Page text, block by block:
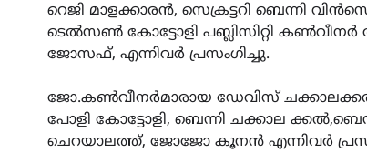
റെജി മാളക്കാരൻ, സെക്രട്ടറി ബെന്നി
ടെൽസൺ കോട്ടോളി പബ്ലിസിറ്റി
ജോസഫ്, എന്നിവർ പ്രസംഗിച്ചു.
ജോ.കൺവീനർമാരായ ഡേവിസ്
പോളി കോട്ടോളി, ബെന്നി ചക്കാല
ചെറയാലത്ത്, ജോജോ കൂനൻ എന്നിവർ